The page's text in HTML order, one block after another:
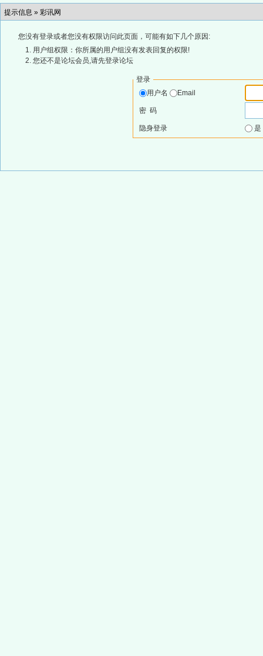
提示信息 » 彩讯网
您没有登录或者您没有权限访问此页面，可能有如下几个原因:
用户组权限：你所属的用户组没有发表回复的权限!
您还不是论坛会员,请先登录论坛
登录
用户名
Email
密 码
隐身登录